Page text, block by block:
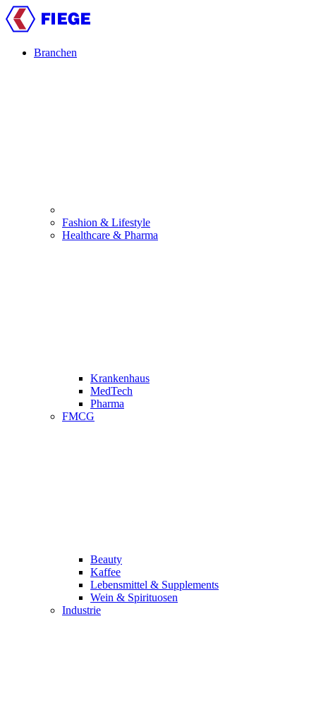
Skip
to
contentBranchen
Fashion & Lifestyle
Healthcare & Pharma
Krankenhaus
MedTech
Pharma
FMCG
Beauty
Kaffee
Lebensmittel & Supplements
Wein & Spirituosen
Industrie